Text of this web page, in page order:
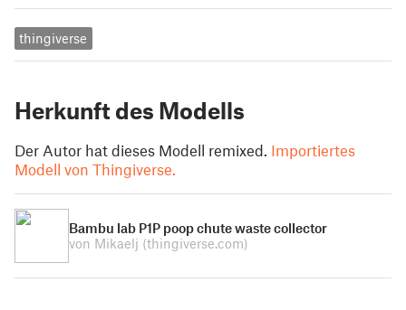
thingiverse
Herkunft des Modells
Der Autor hat dieses Modell remixed. Importiertes
Modell von Thingiverse.
Bambu lab P1P poop chute waste collector
von Mikaelj (thingiverse.com)